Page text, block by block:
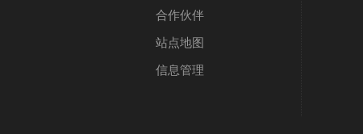
合作伙伴
站点地图
信息管理